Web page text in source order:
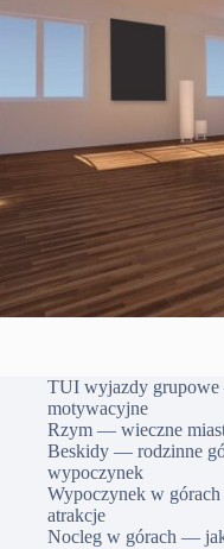
TUI wyjazdy
motywacyjne
Rzym — wieczne
Beskidy — rodzinne
wypoczynek
Wypoczynek w
atrakcje
Nocleg w górach —